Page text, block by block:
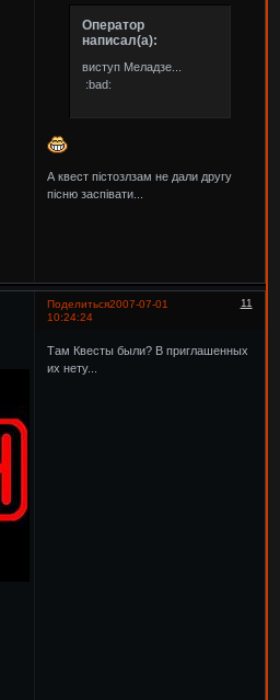
Оператор
написал(а):
виступ Меладзе...
:bad:
А квест пістозлзам не дали другу
пісню заспівати...
Поделиться 11
2007-07-01
10:24:24
Там Квесты были? В приглашенных
их нету...